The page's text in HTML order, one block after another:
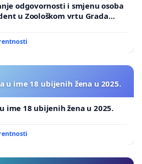
odgovornosti i smjenu osoba
u Zoološkom vrtu Grada
u ime 18 ubijenih žena u 2025.
ime 18 ubijenih žena u 2025.